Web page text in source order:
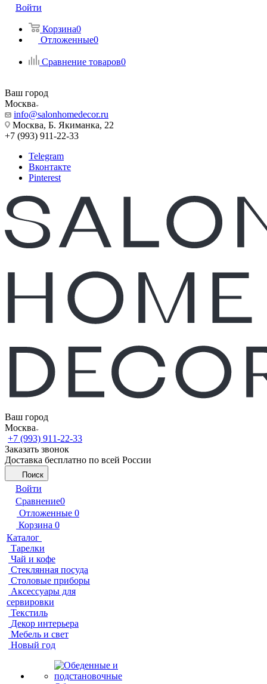
Войти
Корзина0
Отложенные0
Сравнение товаров0
Ваш город
Москва
info@salonhomedecor.ru
Москва, Б. Якиманка, 22
+7 (993) 911-22-33
Telegram
Вконтакте
Pinterest
Ваш город
Москва
+7 (993) 911-22-33
Заказать звонок
Доставка бесплатно по всей России
Поиск
Войти
Сравнение0
Отложенные 0
Корзина 0
Каталог
Тарелки
Чай и кофе
Стеклянная посуда
Столовые приборы
Аксессуары для
сервировки
Текстиль
Декор интерьера
Мебель и свет
Новый год